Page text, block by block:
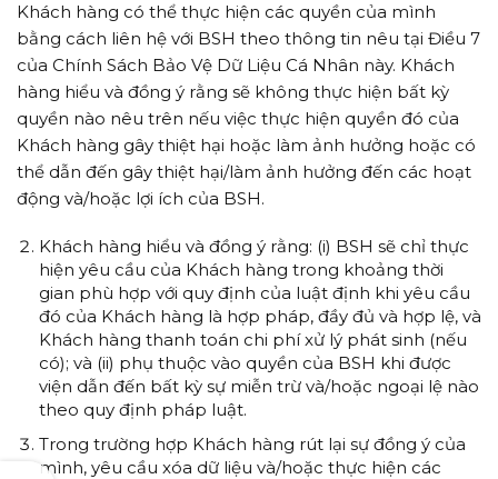
Khách hàng có thể thực hiện các quyền của mình
bằng cách liên hệ với BSH theo thông tin nêu tại Điều 7
của Chính Sách Bảo Vệ Dữ Liệu Cá Nhân này. Khách
hàng hiểu và đồng ý rằng sẽ không thực hiện bất kỳ
quyền nào nêu trên nếu việc thực hiện quyền đó của
Khách hàng gây thiệt hại hoặc làm ảnh hưởng hoặc có
thể dẫn đến gây thiệt hại/làm ảnh hưởng đến các hoạt
động và/hoặc lợi ích của BSH.
Khách hàng hiểu và đồng ý rằng: (i) BSH sẽ chỉ thực
hiện yêu cầu của Khách hàng trong khoảng thời
gian phù hợp với quy định của luật định khi yêu cầu
đó của Khách hàng là hợp pháp, đầy đủ và hợp lệ, và
Khách hàng thanh toán chi phí xử lý phát sinh (nếu
có); và (ii) phụ thuộc vào quyền của BSH khi được
viện dẫn đến bất kỳ sự miễn trừ và/hoặc ngoại lệ nào
theo quy định pháp luật.
Trong trường hợp Khách hàng rút lại sự đồng ý của
mình, yêu cầu xóa dữ liệu và/hoặc thực hiện các